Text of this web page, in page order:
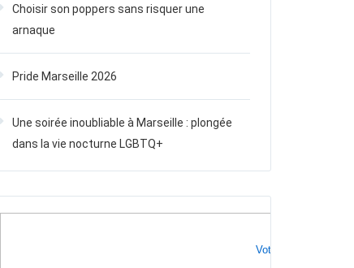
Choisir son poppers sans risquer une
arnaque
Pride Marseille 2026
Une soirée inoubliable à Marseille : plongée
dans la vie nocturne LGBTQ+
Votre publicité ici